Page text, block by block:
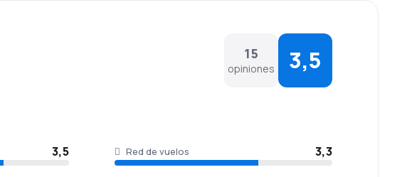
15
opiniones 3,5
3,5 Red de vuelos 3,3